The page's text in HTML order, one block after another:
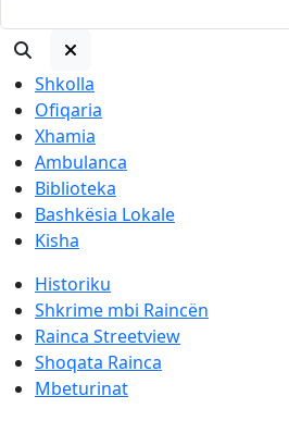
Shkolla
Ofiqaria
Xhamia
Ambulanca
Biblioteka
Bashkësia Lokale
Kisha
Historiku
Shkrime mbi Raincën
Rainca Streetview
Shoqata Rainca
Mbeturinat